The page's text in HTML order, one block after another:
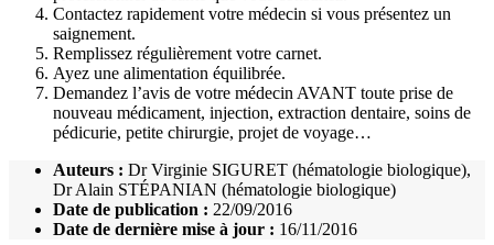
Contactez rapidement votre médecin si vous présentez un
saignement.
Remplissez régulièrement votre carnet.
Ayez une alimentation équilibrée.
Demandez l’avis de votre médecin AVANT toute prise de
nouveau médicament, injection, extraction dentaire, soins de
pédicurie, petite chirurgie, projet de voyage…
Auteurs : Dr Virginie SIGURET (hématologie biologique),
Dr Alain STÉPANIAN (hématologie biologique)
Date de publication : 22/09/2016
Date de dernière mise à jour : 16/11/2016